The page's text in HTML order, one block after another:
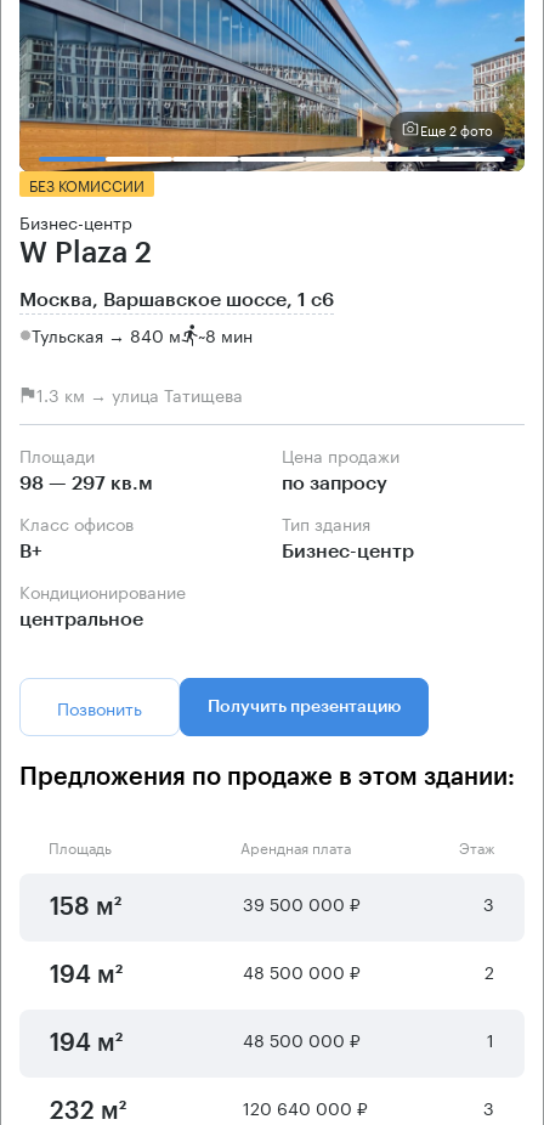
Еще 2 фото
БЕЗ КОМИССИИ
Бизнес-центр
W Plaza 2
Москва, Варшавское шоссе, 1 с6
Тульская → 840 м ~8 мин
1.3 км → улица Татищева
Площади
98 — 297 кв.м
Цена продажи
по запросу
Класс офисов
B+
Тип здания
Бизнес-центр
Кондиционирование
центральное
Позвонить Получить презентацию
Предложения по продаже в этом здании:
Площадь Арендная плата Этаж
158 м² 39 500 000 ₽ 3
194 м² 48 500 000 ₽ 2
194 м² 48 500 000 ₽ 1
232 м² 120 640 000 ₽ 3